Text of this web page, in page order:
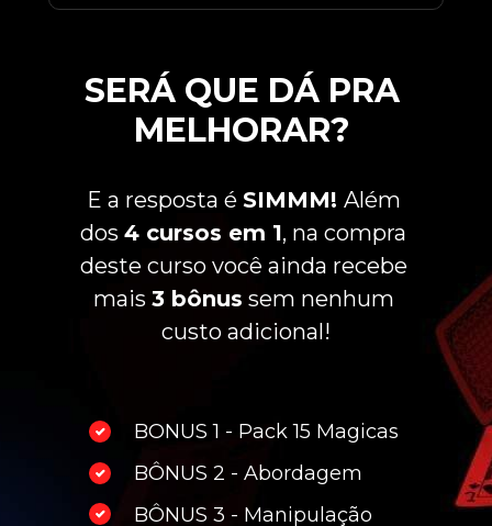
E a resposta é SIMMM! Além
dos 4 cursos em 1, na compra
deste curso você ainda recebe
mais 3 bônus sem nenhum
custo adicional!
SERÁ QUE DÁ PRA
MELHORAR?
BONUS 1 - Pack 15 Magicas
BÔNUS 2 - Abordagem
BÔNUS 3 - Manipulação